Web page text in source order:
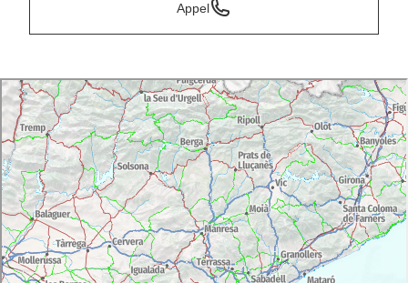
Appel